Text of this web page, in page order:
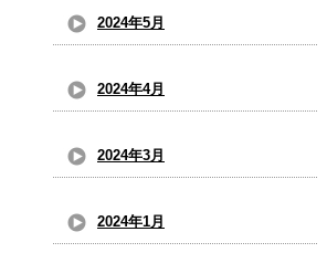
2024年5月
2024年4月
2024年3月
2024年1月